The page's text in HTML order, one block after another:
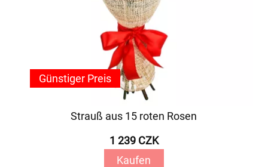
Strauß aus 15 roten Rosen
1 239 CZK
Kaufen
Günstiger Preis